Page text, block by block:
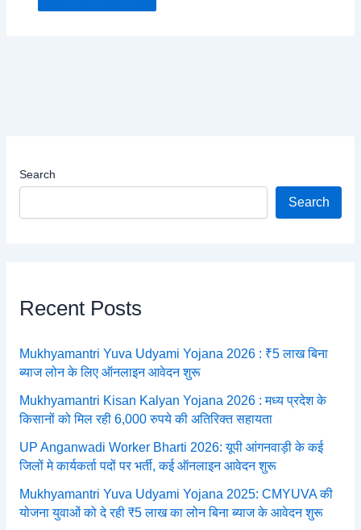
Search
Search
Recent Posts
Mukhyamantri Yuva Udyami Yojana 2026 : ₹5 लाख बिना
ब्याज लोन के लिए ऑनलाइन आवेदन शुरू
Mukhyamantri Kisan Kalyan Yojana 2026 : मध्य प्रदेश के
किसानों को मिल रही 6,000 रुपये की अतिरिक्त सहायता
UP Anganwadi Worker Bharti 2026: यूपी आंगनवाड़ी के कई
जिलों मे कार्यकर्ता पदों पर भर्ती, कई ऑनलाइन आवेदन शुरू
Mukhyamantri Yuva Udyami Yojana 2025: CMYUVA की
योजना युवाओं को दे रही ₹5 लाख का लोन बिना ब्याज के आवेदन शुरू